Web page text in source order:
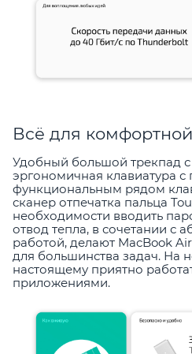
Всё для
Удобный большой трекпад
эргономичная клавиатура
функциональным рядом
сканер отпечатка пальца
необходимости вводить
отвод тепла, в сочетании с
работой, делают MacBook
для большинства задач. На
настоящему приятно
приложениями.